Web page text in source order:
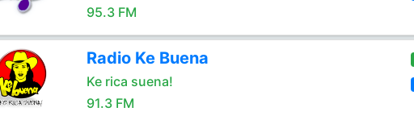
95.3 FM
Radio Ke Buena
Ke rica suena!
91.3 FM